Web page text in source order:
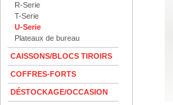
R-Serie
T-Serie
U-Serie
Plateaux de bureau
CAISSONS/BLOCS TIROIRS
COFFRES-FORTS
DÉSTOCKAGE/OCCASION